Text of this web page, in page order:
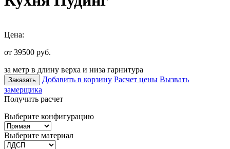
Цена:
от 39500 руб.
за метр в длину верха и низа гарнитура
Заказать Добавить в корзину Расчет цены Вызвать
замерщика
Получить расчет
Выберите конфигурацию
Выберите материал